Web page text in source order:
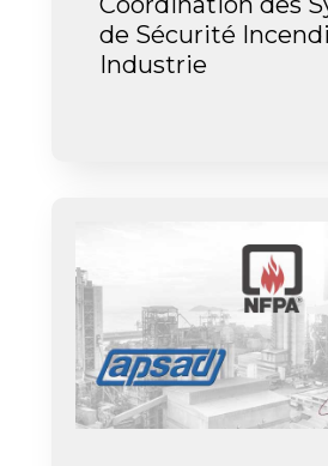
de Sécurité
Industrie